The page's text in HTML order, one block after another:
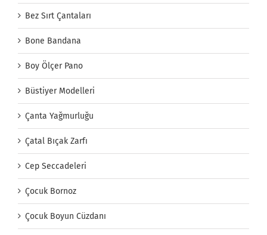
Bez Sırt Çantaları
Bone Bandana
Boy Ölçer Pano
Büstiyer Modelleri
Çanta Yağmurluğu
Çatal Bıçak Zarfı
Cep Seccadeleri
Çocuk Bornoz
Çocuk Boyun Cüzdanı